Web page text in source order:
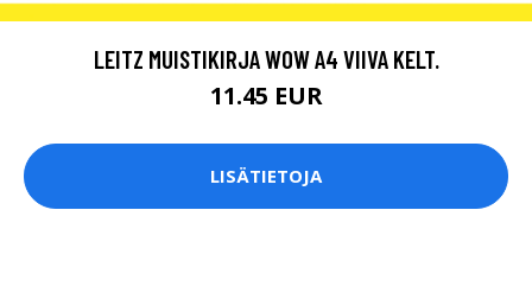
LEITZ MUISTIKIRJA WOW A4 VIIVA KELT.
11.45 EUR
LISÄTIETOJA